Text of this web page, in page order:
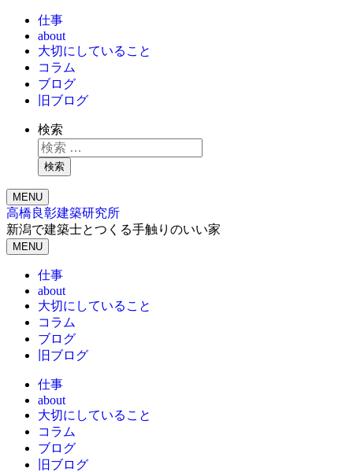
仕事
about
大切にしていること
コラム
ブログ
旧ブログ
検索
検索
MENU
高橋良彰建築研究所
新潟で建築士とつくる手触りのいい家
MENU
仕事
about
大切にしていること
コラム
ブログ
旧ブログ
仕事
about
大切にしていること
コラム
ブログ
旧ブログ